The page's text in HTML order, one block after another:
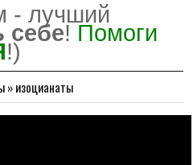
- лучший
себе! Помоги
!)
»изоцианаты